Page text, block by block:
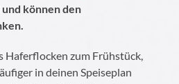
können den
Haferflocken zum Frühstück,
in deinen Speiseplan